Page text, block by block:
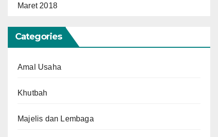
Maret 2018
Categories
Amal Usaha
Khutbah
Majelis dan Lembaga